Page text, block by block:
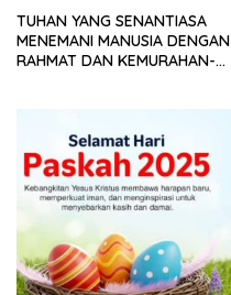
TUHAN YANG SENANTIASA
MENEMANI MANUSIA DENGAN
RAHMAT DAN KEMURAHAN-